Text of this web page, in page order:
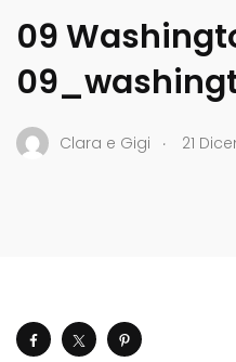
09
Clara e Gigi . 21